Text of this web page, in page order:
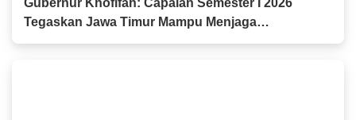
Gubernur Khofifah: Capaian Semester I 2026
Tegaskan Jawa Timur Mampu Menjaga
Pertumbuhan Ekonomi Tertinggi di Pulau Jawa